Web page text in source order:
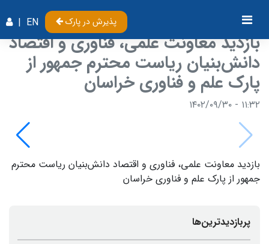
EN
| پذیرش در پارک
بازدید معاونت علمی، فناوری و اقتصاد
دانش‌بنیان ریاست محترم جمهور از
پارک علم و فناوری خراسان
۱۱:۳۲ - ۱۴۰۲/۰۹/۳۰
بازدید معاونت علمی، فناوری و اقتصاد دانش‌بنیان ریاست محترم
جمهور از پارک علم و فناوری خراسان
پربازدیدترین‌ها